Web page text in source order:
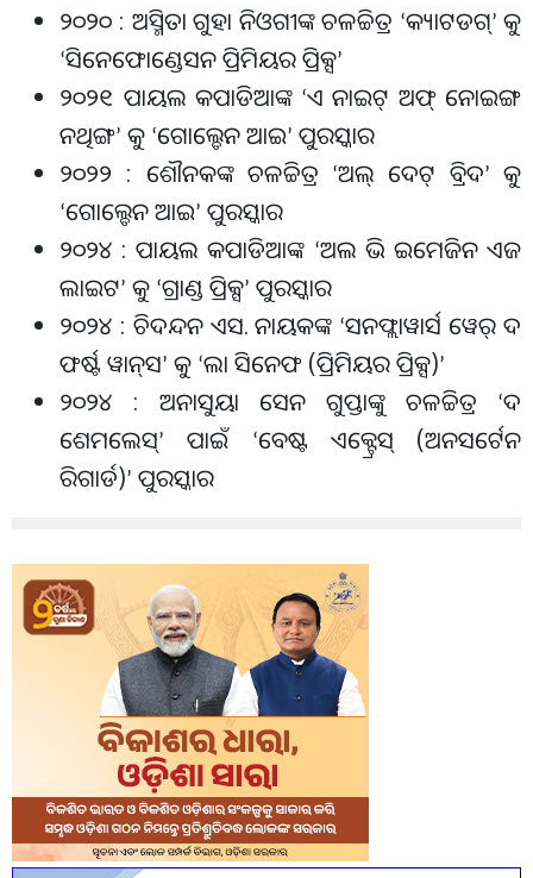
୨୦୨୦ : ଅସ୍ମିତା ଗୁହା ନିଓଗୀଙ୍କ ଚଳଚ୍ଚିତ୍ର ‘କ୍ୟାଟଡଗ୍’କୁ
‘ସିନେଫୋଣ୍ଡେସନ ପ୍ରିମିୟର ପ୍ରିକ୍ସ’
୨୦୨୧ : ପାୟଲ କପାଡିଆଙ୍କ ‘ଏ ନାଇଟ୍ ଅଫ୍ ନୋଇଙ୍ଗ
ନଥିଙ୍ଗ’ କୁ ‘ଗୋଲ୍ଡେନ ଆଇ’ ପୁରସ୍କାର
୨୦୨୨ : ଶୌନକଙ୍କ ଚଳଚ୍ଚିତ୍ର
‘ଅଲ୍ ଦେଟ୍ ବ୍ରିଦ’କୁ
‘ଗୋଲ୍ଡେନ ଆଇ’ ପୁରସ୍କାର
୨୦୨୪ : ପାୟଲ କପାଡିଆଙ୍କ ‘ଅଲ ଭି ଇମେଜିନ ଏଜ
ଲାଇଟ’ କୁ ‘ଗ୍ରାଣ୍ଡ ପ୍ରିକ୍ସ’ ପୁରସ୍କାର
୨୦୨୪ : ଚିଦନ୍ଦନ ଏସ. ନାୟକଙ୍କ ‘ସନଫ୍ଲାୱାର୍ସ ୱେର୍ ଦ
ଫର୍ଷ୍ଟ ୱାନ୍ସ’ କୁ ‘ଲା ସିନେଫ (ପ୍ରିମିୟର ପ୍ରିକ୍ସ)’
୨୦୨୪ : ଅନାସୁୟା ସେନ ଗୁପ୍ତାଙ୍କୁ ଚଳଚ୍ଚିତ୍ର ‘ଦ
ଶେମଲେସ୍’ପାଇଁ ‘ବେଷ୍ଟ ଏକ୍ଟ୍ରେସ୍ (ଅନସର୍ଟେନ
ରିଗାର୍ଡ)’ ପୁରସ୍କାର